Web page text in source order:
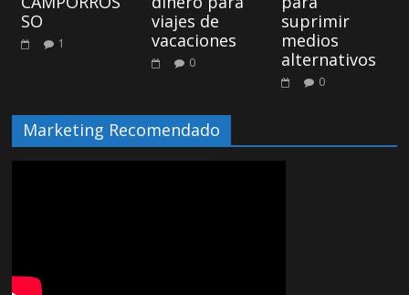
SO
1
viajes de
vacaciones
0
suprimir
medios
alternativos
0
Marketing Recomendado